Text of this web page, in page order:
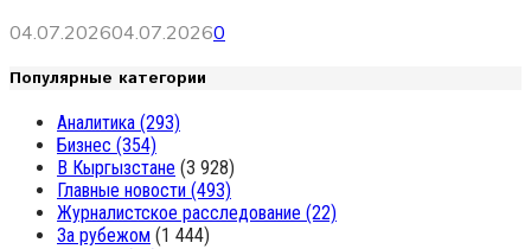
04.07.202604.07.20260
Популярные категории
Аналитика (293)
Бизнес (354)
В Кыргызстане (3 928)
Главные новости (493)
Журналистское расследование (22)
За рубежом (1 444)